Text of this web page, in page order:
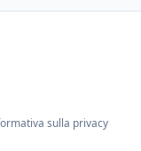
sulla privacy